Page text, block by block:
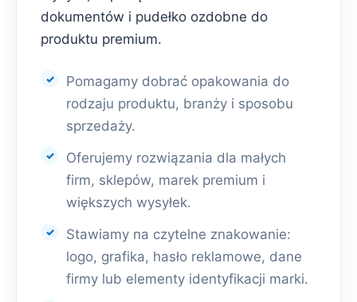
dokumentów i pudełko ozdobne do
produktu premium.
Pomagamy dobrać opakowania do
rodzaju produktu, branży i sposobu
sprzedaży.
Oferujemy rozwiązania dla małych
firm, sklepów, marek premium i
większych wysyłek.
Stawiamy na czytelne znakowanie:
logo, grafika, hasło reklamowe, dane
firmy lub elementy identyfikacji marki.